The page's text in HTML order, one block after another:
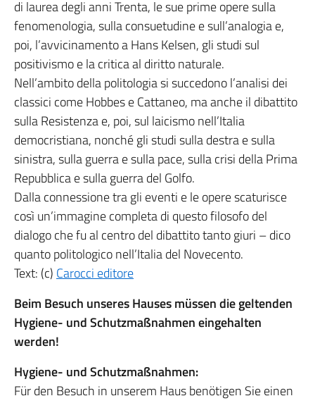
di laurea degli anni Trenta, le sue prime opere sulla
fenomenologia, sulla consuetudine e sull’analogia e,
poi, l’avvicinamento a Hans Kelsen, gli studi sul
positivismo e la critica al diritto naturale.
Nell’ambito della politologia si succedono l’analisi dei
classici come Hobbes e Cattaneo, ma anche il dibattito
sulla Resistenza e, poi, sul laicismo nell’Italia
democristiana, nonché gli studi sulla destra e sulla
sinistra, sulla guerra e sulla pace, sulla crisi della Prima
Repubblica e sulla guerra del Golfo.
Dalla connessione tra gli eventi e le opere scaturisce
così un’immagine completa di questo filosofo del
dialogo che fu al centro del dibattito tanto giuri – dico
quanto politologico nell’Italia del Novecento.
Text: (c) Carocci editore
Beim Besuch unseres Hauses müssen die geltenden
Hygiene- und Schutzmaßnahmen eingehalten
werden!
Hygiene- und Schutzmaßnahmen:
Für den Besuch in unserem Haus benötigen Sie einen